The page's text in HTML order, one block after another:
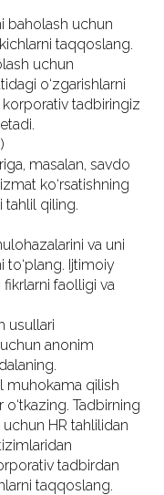
baholash uchun
taqqoslang.
uchun
o‘zgarishlarni
tadbiringiz
masalan, savdo
ko‘rsatishning
tahlil qiling.
va uni
to‘plang. Ijtimoiy
fikrlarni faolligi va
usullari
anonim
muhokama qilish
Tadbirning
HR tahlilidan
tadbirdan
taqqoslang.